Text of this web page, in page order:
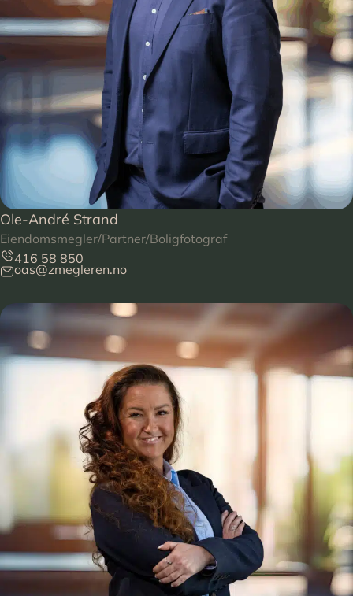
Ole-André Strand
Eiendomsmegler/Partner/Boligfotograf
416 58 850
oas@zmegleren.no